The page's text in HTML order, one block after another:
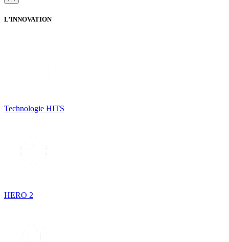
L’INNOVATION
Technologie HITS
HERO 2